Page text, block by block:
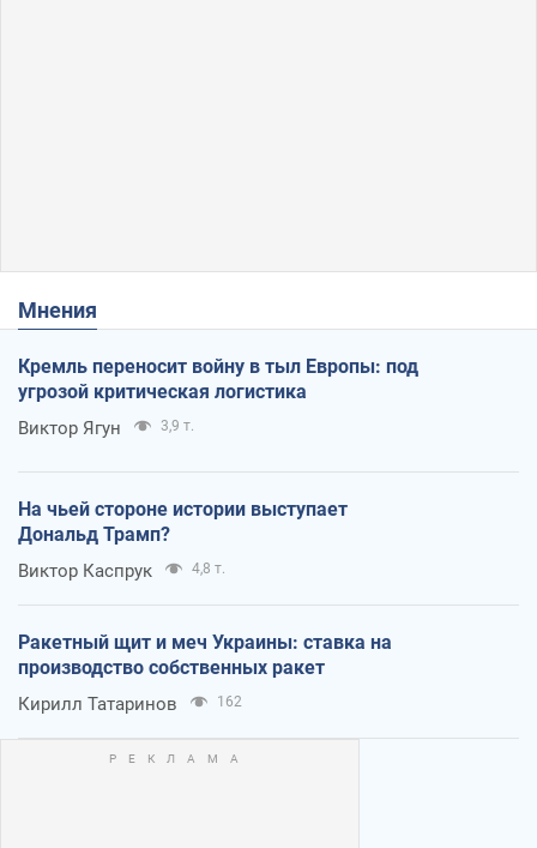
Мнения
Кремль переносит войну в тыл Европы: под
угрозой критическая логистика
Виктор Ягун 3,9 т.
На чьей стороне истории выступает
Дональд Трамп?
Виктор Каспрук 4,8 т.
Ракетный щит и меч Украины: ставка на
производство собственных ракет
Кирилл Татаринов 162